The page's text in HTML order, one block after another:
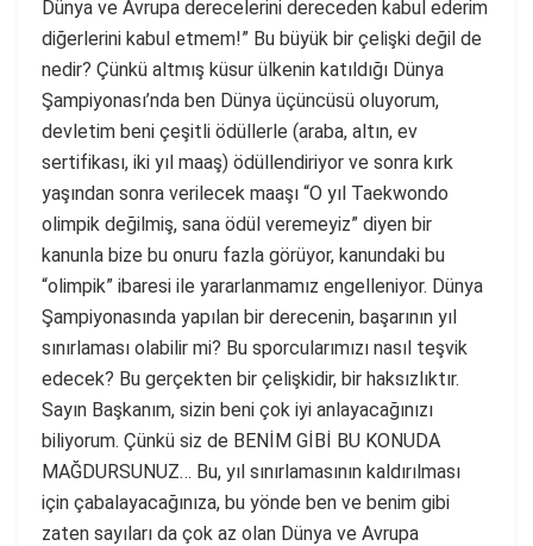
Dünya ve Avrupa derecelerini dereceden kabul ederim
diğerlerini kabul etmem!” Bu büyük bir çelişki değil de
nedir? Çünkü altmış küsur ülkenin katıldığı Dünya
Şampiyonası’nda ben Dünya üçüncüsü oluyorum,
devletim beni çeşitli ödüllerle (araba, altın, ev
sertifikası, iki yıl maaş) ödüllendiriyor ve sonra kırk
yaşından sonra verilecek maaşı “O yıl Taekwondo
olimpik değilmiş, sana ödül veremeyiz” diyen bir
kanunla bize bu onuru fazla görüyor, kanundaki bu
“olimpik” ibaresi ile yararlanmamız engelleniyor. Dünya
Şampiyonasında yapılan bir derecenin, başarının yıl
sınırlaması olabilir mi? Bu sporcularımızı nasıl teşvik
edecek? Bu gerçekten bir çelişkidir, bir haksızlıktır.
Sayın Başkanım, sizin beni çok iyi anlayacağınızı
biliyorum. Çünkü siz de BENİM GİBİ BU KONUDA
MAĞDURSUNUZ… Bu, yıl sınırlamasının kaldırılması
için çabalayacağınıza, bu yönde ben ve benim gibi
zaten sayıları da çok az olan Dünya ve Avrupa